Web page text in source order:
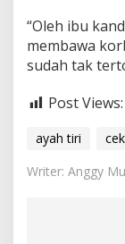
“Oleh ibu
membawa
sudah tak
Post Views:
ayah tiri
Writer: Anggy